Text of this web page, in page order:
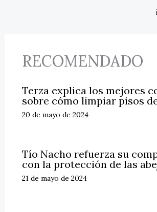
RECOMENDADO
Terza explica los mejores
sobre cómo limpiar pisos
20 de mayo de 2024
Tío Nacho refuerza su
con la protección de las
21 de mayo de 2024